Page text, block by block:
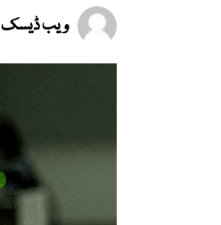
ویب ڈیسک